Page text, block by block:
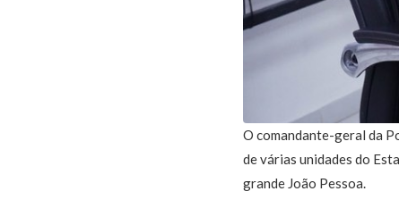
O comandante-geral da
de várias unidades do
grande João Pessoa.